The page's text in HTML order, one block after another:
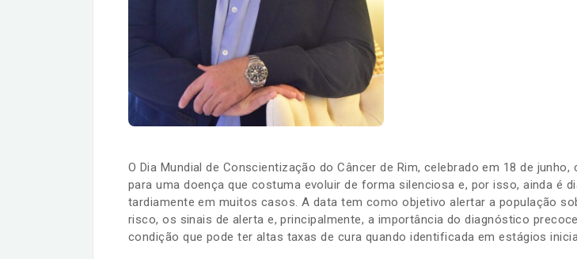
O Dia Mundial de Conscientização do Câncer de Rim, celebrado em 18 de junho,
para uma doença que costuma evoluir de forma silenciosa e, por isso, ainda é
tardiamente em muitos casos. A data tem como objetivo alertar a população
risco, os sinais de alerta e, principalmente, a importância do diagnóstico
condição que pode ter altas taxas de cura quando identificada em estágios